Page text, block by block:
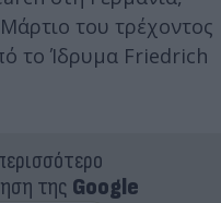
του τρέχοντος
το Ίδρυμα Friedrich
της Google